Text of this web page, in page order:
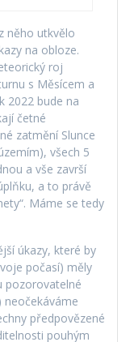
něho utkvělo
na obloze.
roj
s Měsícem a
2022 bude na
četné
zatmění Slunce
všech 5
a vše završí
a to právě
Máme se tedy
úkazy, které by
počasí) měly
pozorovatelné
neočekáváme
předpovězené
pouhým